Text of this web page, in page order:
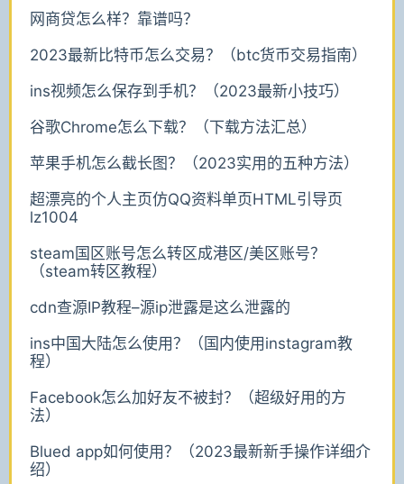
网商贷怎么样？靠谱吗？
2023最新比特币怎么交易？（btc货币交易指南）
ins视频怎么保存到手机？（2023最新小技巧）
谷歌Chrome怎么下载？（下载方法汇总）
苹果手机怎么截长图？（2023实用的五种方法）
超漂亮的个人主页仿QQ资料单页HTML引导页
lz1004
steam国区账号怎么转区成港区/美区账号？
（steam转区教程）
cdn查源IP教程–源ip泄露是这么泄露的
ins中国大陆怎么使用？（国内使用instagram教
程）
Facebook怎么加好友不被封？（超级好用的方
法）
Blued app如何使用？（2023最新新手操作详细介
绍）